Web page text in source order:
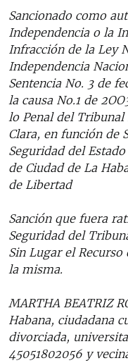
Sancionado como
Independencia o la
Infracción de la Ley
Independencia
Sentencia No. 3 de
la causa No.1 de
lo Penal del
Clara, en función de
Seguridad del
de Ciudad de La
de Libertad
Sanción que fuera
Seguridad del
Sin Lugar el
la misma.
MARTHA BEATRIZ
Habana, ciudadana
divorciada,
45051802056 y